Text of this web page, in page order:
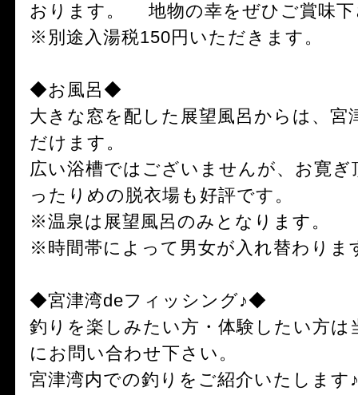
おります。 地物の幸をぜひご賞味下
※別途入湯税150円いただきます。
◆お風呂◆
大きな窓を配した展望風呂からは、宮
だけます。
広い浴槽ではございませんが、お寛
ったりめの脱衣場も好評です。
※温泉は展望風呂のみとなります。
※時間帯によって男女が入れ替わりま
◆宮津湾deフィッシング♪◆
釣りを楽しみたい方・体験したい方は
にお問い合わせ下さい。
宮津湾内での釣りをご紹介いたします